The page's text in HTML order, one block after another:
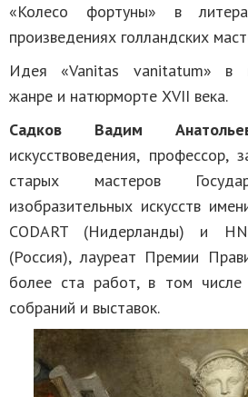
«Колесо фортуны» в
произведениях голландских
Идея «Vanitas vanitatum» в
жанре и натюрморте XVII века.
Садков Вадим
искусствоведения, профессор,
старых мастеров
изобразительных искусств
CODART (Нидерланды) и
(Россия), лауреат Премии
более ста работ, в том числе
собраний и выставок.